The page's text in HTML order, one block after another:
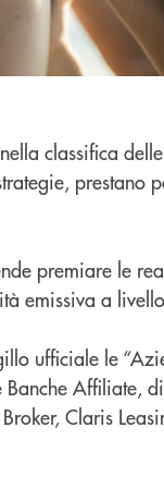
classifica
prestano
premiare le
emissiva a
ufficiale le
Affiliate,
Claris